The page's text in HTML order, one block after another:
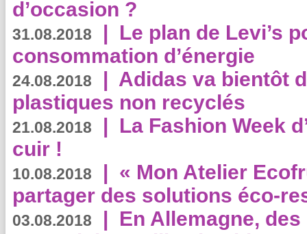
d’occasion ?
31.08.2018 | Le plan de Levi’s
consommation d’énergie
24.08.2018 | Adidas va bientôt
plastiques non recyclés
21.08.2018 | La Fashion Week
cuir !
10.08.2018 | « Mon Atelier
partager des solutions éco-
03.08.2018 | En Allemagne,